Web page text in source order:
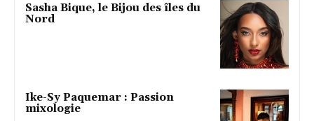
Sasha Bique, le Bijou des îles du
Nord
Ike-Sy Paquemar : Passion
mixologie